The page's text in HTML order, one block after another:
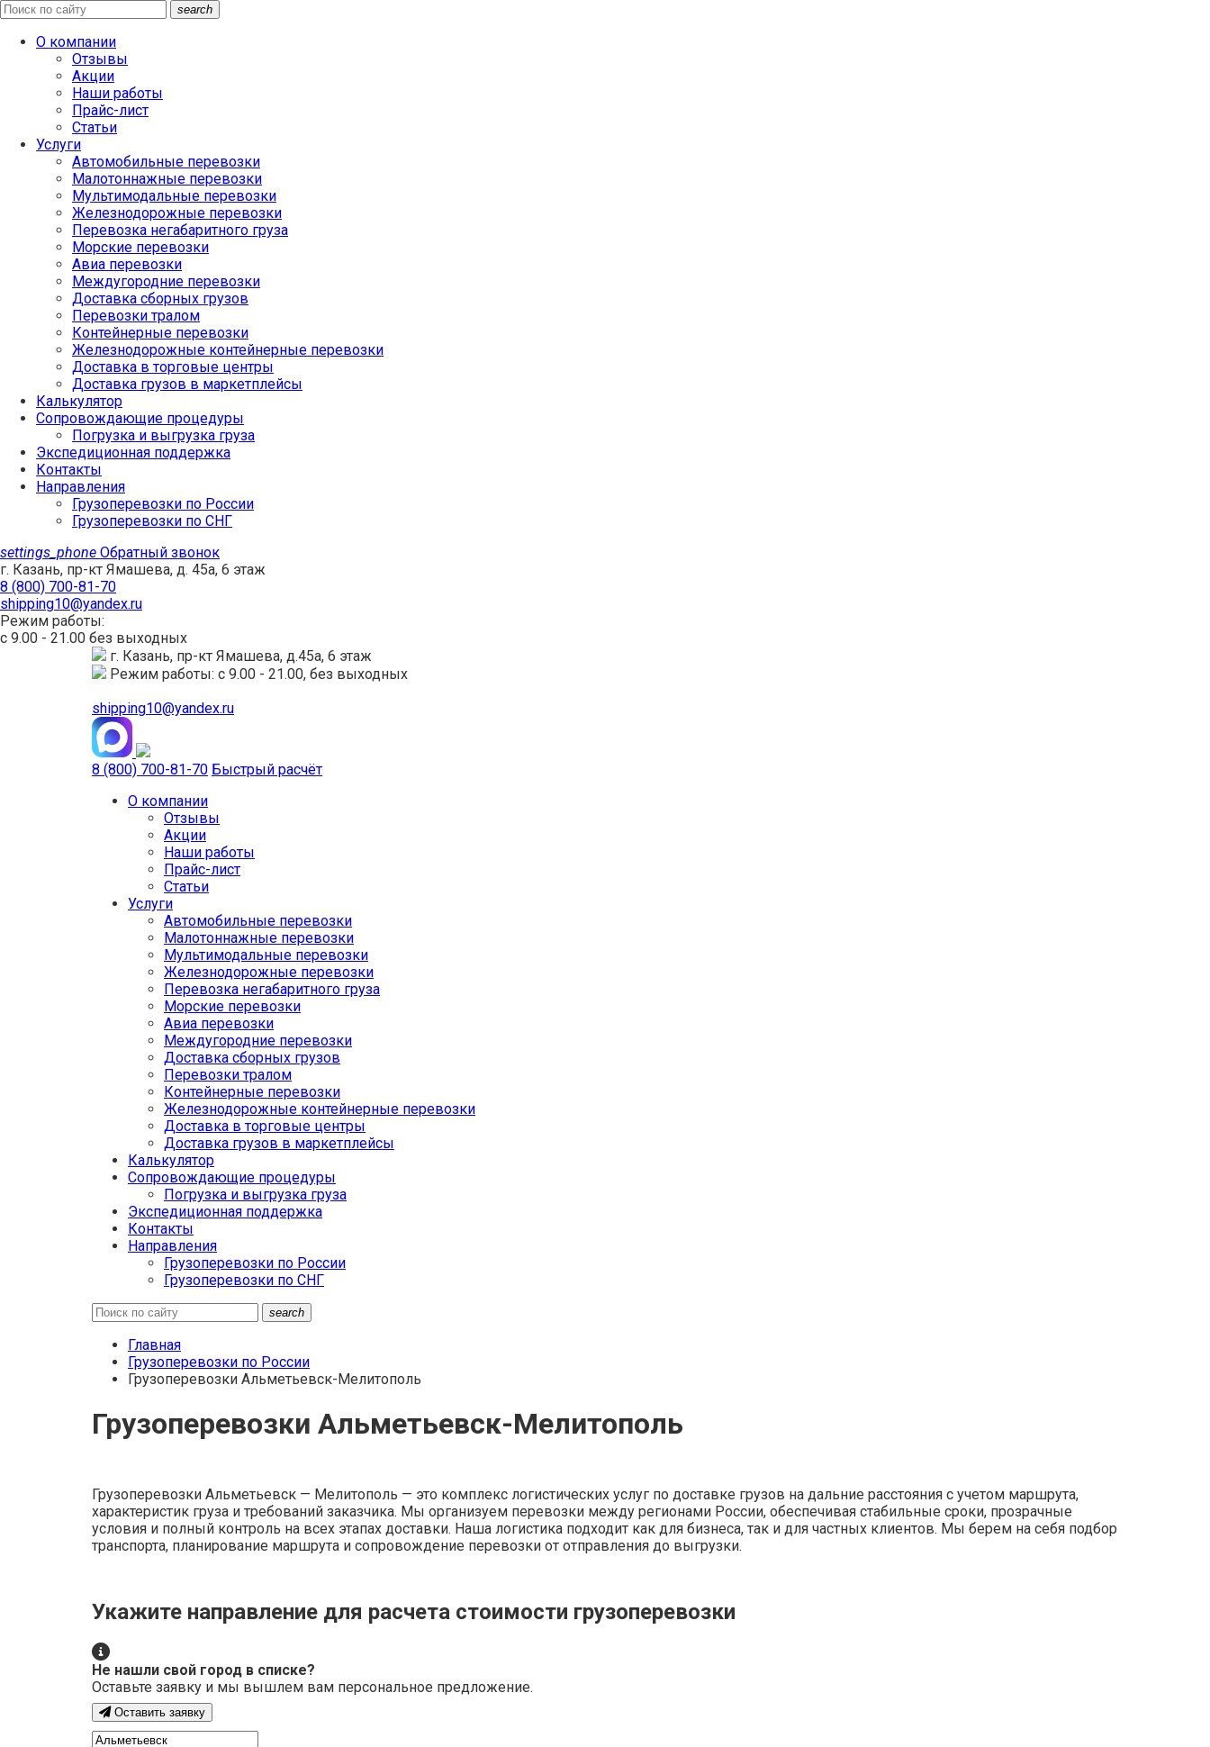
search
О компании
Отзывы
Акции
Наши работы
Прайс-лист
Статьи
Услуги
Автомобильные перевозки
Малотоннажные перевозки
Мультимодальные перевозки
Железнодорожные перевозки
Перевозка негабаритного груза
Морские перевозки
Авиа перевозки
Междугородние перевозки
Доставка сборных грузов
Перевозки тралом
Контейнерные перевозки
Железнодорожные контейнерные перевозки
Доставка в торговые центры
Доставка грузов в маркетплейсы
Калькулятор
Сопровождающие процедуры
Погрузка и выгрузка груза
Экспедиционная поддержка
Контакты
Направления
Грузоперевозки по России
Грузоперевозки по СНГ
settings_phone Обратный звонок
г. Казань, пр-кт Ямашева, д. 45а, 6 этаж
8 (800) 700-81-70
shipping10@yandex.ru
Режим работы:
с 9.00 - 21.00 без выходных
г. Казань, пр-кт Ямашева, д.45а, 6 этаж
Режим работы: с 9.00 - 21.00, без выходных
shipping10@yandex.ru
8 (800) 700-81-70 Быстрый расчёт
О компании
Отзывы
Акции
Наши работы
Прайс-лист
Статьи
Услуги
Автомобильные перевозки
Малотоннажные перевозки
Мультимодальные перевозки
Железнодорожные перевозки
Перевозка негабаритного груза
Морские перевозки
Авиа перевозки
Междугородние перевозки
Доставка сборных грузов
Перевозки тралом
Контейнерные перевозки
Железнодорожные контейнерные перевозки
Доставка в торговые центры
Доставка грузов в маркетплейсы
Калькулятор
Сопровождающие процедуры
Погрузка и выгрузка груза
Экспедиционная поддержка
Контакты
Направления
Грузоперевозки по России
Грузоперевозки по СНГ
search
Главная
Грузоперевозки по России
Грузоперевозки Альметьевск-Мелитополь
Грузоперевозки Альметьевск-Мелитополь
Грузоперевозки Альметьевск — Мелитополь — это комплекс логистических услуг по доставке грузов на дальние расстояния с учетом маршрута,
характеристик груза и требований заказчика. Мы организуем перевозки между регионами России, обеспечивая стабильные сроки, прозрачные
условия и полный контроль на всех этапах доставки. Наша логистика подходит как для бизнеса, так и для частных клиентов. Мы берем на себя подбор
транспорта, планирование маршрута и сопровождение перевозки от отправления до выгрузки.
Укажите направление для расчета стоимости грузоперевозки
Не нашли свой город в списке?
Оставьте заявку и мы вышлем вам персональное предложение.
Оставить заявку